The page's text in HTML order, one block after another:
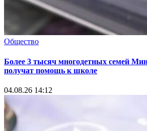
Общество
Более 3 тысяч многодетных семей
получат помощь к школе
04.08.26 14:12